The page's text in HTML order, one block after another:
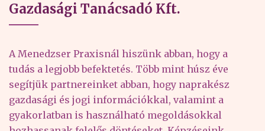
Gazdasági Tanácsadó Kft.
A Menedzser Praxisnál hiszünk abban, hogy a
tudás a legjobb befektetés. Több mint húsz éve
segítjük partnereinket abban, hogy naprakész
gazdasági és jogi információkkal, valamint a
gyakorlatban is használható megoldásokkal